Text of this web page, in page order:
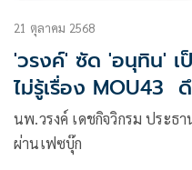
21 ตุลาคม 2568
'วรงค์' ซัด 'อนุทิน' เ
ไม่รู้เรื่อง MOU43
นพ.วรงค์ เดชกิจวิกรม ประธ
ผ่านเฟซบุ๊ก